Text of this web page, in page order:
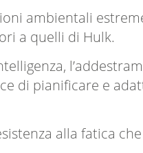
ambientali
a quelli di Hulk.
di pianificare e
alla fatica